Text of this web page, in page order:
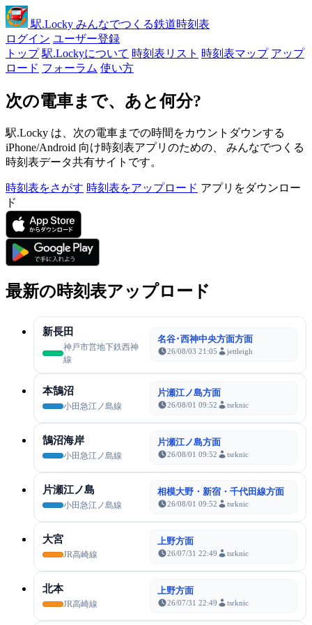
駅.Locky みんなでつくる鉄道時刻表
ログイン ユーザー登録
トップ 駅.Lockyについて 時刻表リスト 時刻表マップ アップ
ロード フォーラム 使い方
次の電車まで、あと何分?
駅.Locky は、次の電車までの時間をカウントダウンする
iPhone/Android 向け時刻表アプリのための、 みんなでつくる
時刻表データ共有サイトです。
時刻表をさがす 時刻表をアップロード アプリをダウンロー
ド
最新の時刻表アップロード
新長田
神戸市営地下鉄西神
線
名谷･西神中央方面方面
26/08/03 21:05 jettleigh
本鵠沼
小田急江ノ島線
片瀬江ノ島方面
26/08/01 09:52 tsrknic
鵠沼海岸
小田急江ノ島線
片瀬江ノ島方面
26/08/01 09:52 tsrknic
片瀬江ノ島
小田急江ノ島線
相模大野・新宿・千代田線方面
26/08/01 09:52 tsrknic
大宮
JR高崎線
上野方面
26/07/31 22:49 tsrknic
北本
JR高崎線
上野方面
26/07/31 22:49 tsrknic